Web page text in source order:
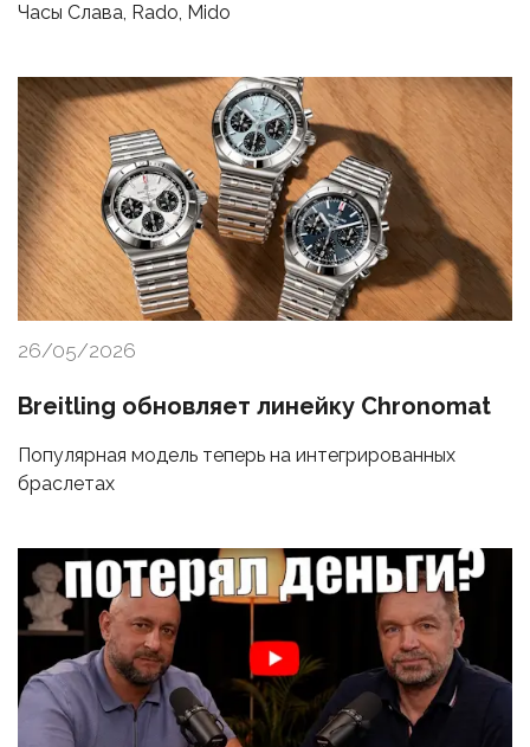
Часы Слава, Rado, Mido
26/05/2026
Breitling обновляет линейку Chronomat
Популярная модель теперь на интегрированных
браслетах